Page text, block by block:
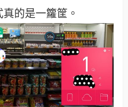
真的是一籮筐 。